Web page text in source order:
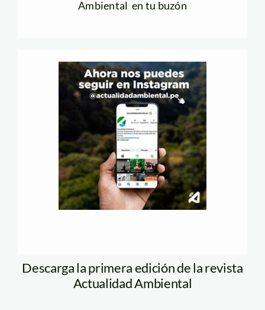
Recibirás las noticias de Actualidad
Ambiental en tu buzón